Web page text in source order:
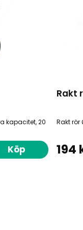
kapacitet, 20
Köp
Rakt
Rakt rör
194